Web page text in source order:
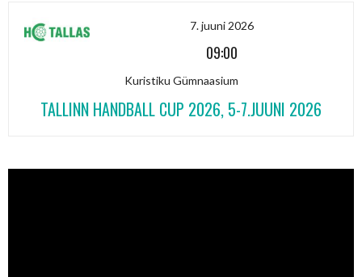
7. juuni 2026
09:00
Kuristiku Gümnaasium
TALLINN HANDBALL CUP 2026, 5-7.JUUNI 2026